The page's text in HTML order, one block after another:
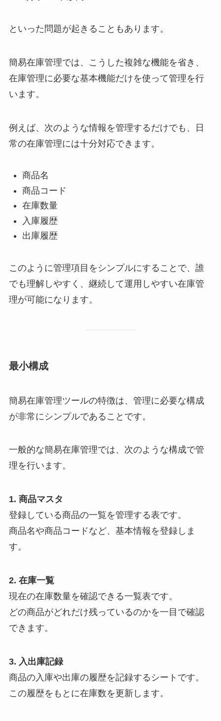
といった問題が起きることもあります。
簡易在庫管理では、こうした複雑な機能を省き、
在庫管理に必要な基本機能だけを使って管理を行
います。
例えば、次のような情報を管理するだけでも、日
常の在庫管理には十分対応できます。
商品名
商品コード
在庫数量
入庫履歴
出庫履歴
このように管理項目をシンプルにすることで、誰
でも理解しやすく、継続して運用しやすい在庫管
理が可能になります。
最小構成
簡易在庫管理ツールの特徴は、管理に必要な構成
が非常にシンプルであることです。
一般的な簡易在庫管理では、次のような構成で管
理を行います。
1. 商品マスタ
登録している商品の一覧を管理する表です。
商品名や商品コードなど、基本情報を登録しま
す。
2. 在庫一覧
現在の在庫数量を確認できる一覧表です。
どの商品がどれだけ残っているのかを一目で確認
できます。
3. 入出庫記録
商品の入庫や出庫の履歴を記録するシートです。
この履歴をもとに在庫数を更新します。